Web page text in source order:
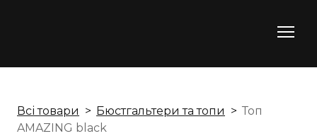
Всі товари Бюстгальтери та топи
Топ
AMAZING black